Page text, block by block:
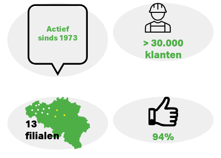
Actief
sinds 1973
> 30.000
klanten
13
filialen
94%